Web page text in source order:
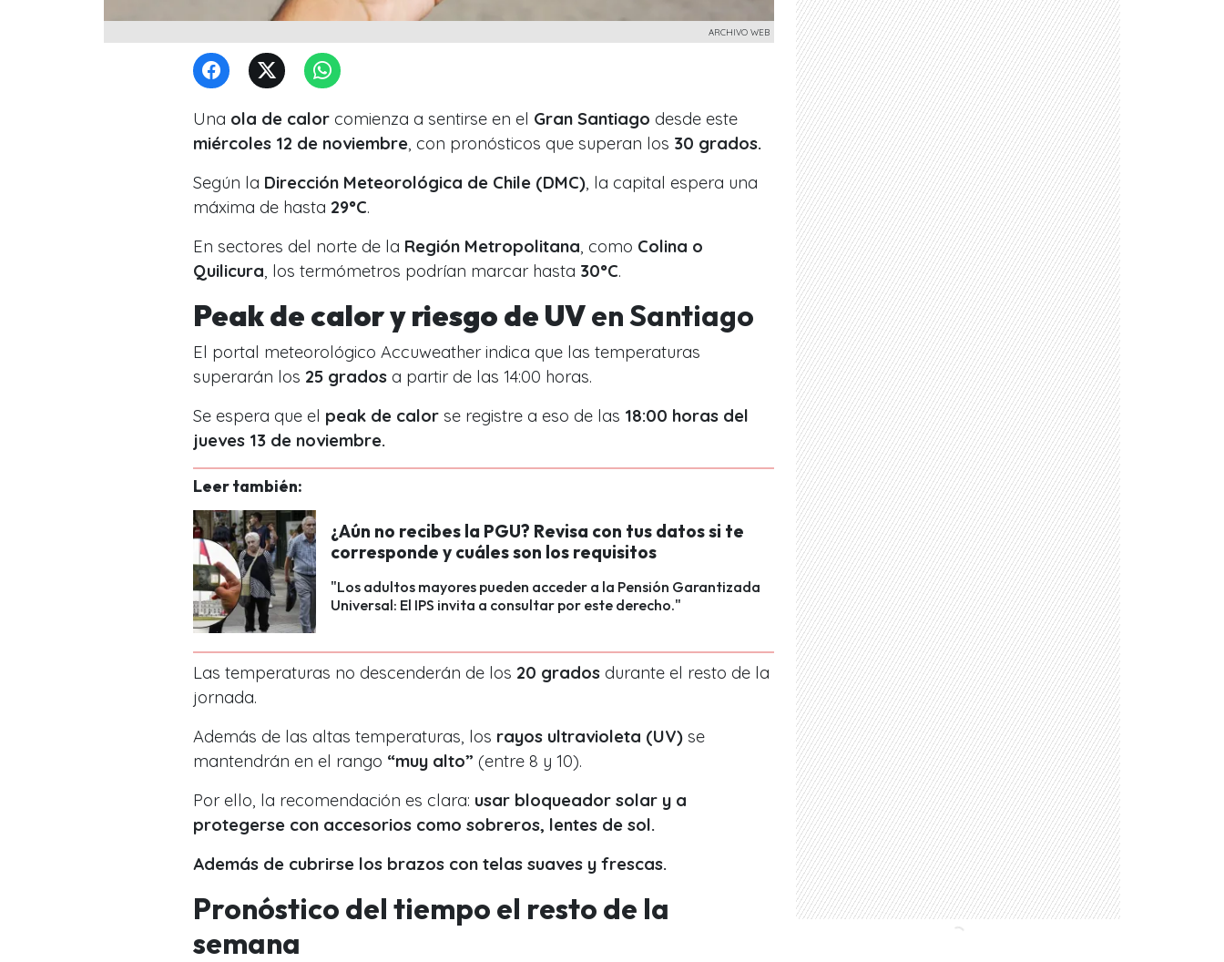
ARCHIVO WEB
Una ola de calor comienza a sentirse en el Gran Santiago desde este
miércoles 12 de noviembre , con pronósticos que superan los 30 grados.
Según la Dirección Meteorológica de Chile (DMC) , la capital espera una
máxima de hasta 29°C.
En sectores del norte de la Región Metropolitana , como Colina o
Quilicura , los termómetros podrían marcar hasta 30°C.
Peak de calor y riesgo de UVen Santiago
El portal meteorológico Accuweather indica que las temperaturas
superarán los 25 grados a partir de las 14:00 horas.
Se espera que el peak de calor se registre a eso de las 18:00 horas del
jueves 13 de noviembre.
Leer también:
¿Aún no recibes la PGU? Revisa con tus datos si te
corresponde y cuáles son los requisitos
"Los adultos mayores pueden acceder a la Pensión Garantizada
Universal: El IPS invita a consultar por este derecho."
Las temperaturas no descenderán de los 20 grados durante el resto de la
jornada.
Además de las altas temperaturas, los rayos ultravioleta (UV) se
mantendrán en el rango “muy alto” (entre 8 y 10).
Por ello, la recomendación es clara: usar bloqueador solar y a
protegerse con accesorios como sobreros, lentes de sol.
Además de cubrirse los brazos con telas suaves y frescas.
Pronóstico del tiempo el resto de la
semana